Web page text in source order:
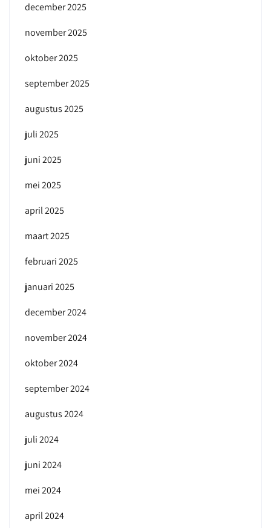
december 2025
november 2025
oktober 2025
september 2025
augustus 2025
juli 2025
juni 2025
mei 2025
april 2025
maart 2025
februari 2025
januari 2025
december 2024
november 2024
oktober 2024
september 2024
augustus 2024
juli 2024
juni 2024
mei 2024
april 2024